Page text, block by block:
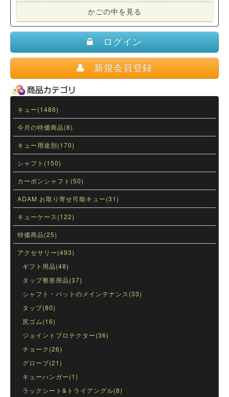
かごの中を見る
ログイン
新規会員登録
キュー(1486)
今月の特価商品(8)
キュー用途別(170)
シャフト(150)
カーボンシャフト(50)
ADAM お取り寄せ可能キュー(31)
キューケース(122)
特価商品(25)
アクセサリー(493)
ギフト用品(48)
タップ整形用品(37)
シャフト・バットのメインテナンス(33)
タップ(80)
尻ゴム(16)
ジョイントプロテクター(36)
チョーク(26)
グローブ(21)
キューハンガー(1)
ラックシート&トライアングル(8)